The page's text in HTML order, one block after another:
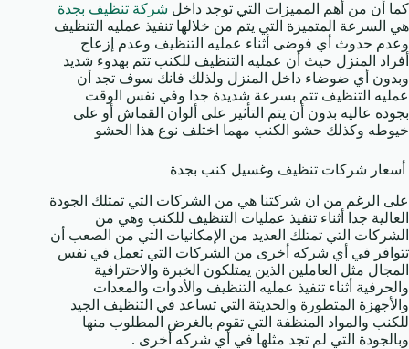
كما أن من أهم المميزات التي توجد داخل شركة تنظيف بجدة
هي السرعة المتميزة التي يتم من خلالها تنفيذ عمليه التنظيف
وعدم حدوث أي فوضى أثناء عمليه التنظيف وعدم إزعاج
أفراد المنزل حيث أن عمليه التنظيف للكنب تتم بهدوء شديد
وبدون أي ضوضاء داخل المنزل ولذلك فانك سوف تجد أن
عمليه التنظيف تتم بسرعة شديدة جدا وفي نفس الوقت
بجوده عاليه بدون أن يتم التأثير على ألوان القماش أو على
خيوطه وكذلك حشو الكنب مهما اختلف نوع هذا الحشو
أسعار شركات تنظيف وغسيل كنب بجدة
على الرغم من ان شركتنا هي من الشركات التي تمتلك الجودة
العالية جدا أثناء تنفيذ عمليات التنظيف للكنب وهي من
الشركات التي تمتلك العديد من الإمكانيات التي من الصعب أن
تتوافر في أي شركه أخرى من الشركات التي تعمل في نفس
المجال مثل العاملين الذين يمتلكون الخبرة والاحترافية
والحرفية أثناء تنفيذ عمليه التنظيف والأدوات والمعدات
والأجهزة المتطورة والحديثة التي تساعد في التنظيف الجيد
للكنب والمواد المنظفة التي تقوم بالغرض المطلوب منها
وبالجودة التي لم تجد مثلها في أي شركه أخرى .